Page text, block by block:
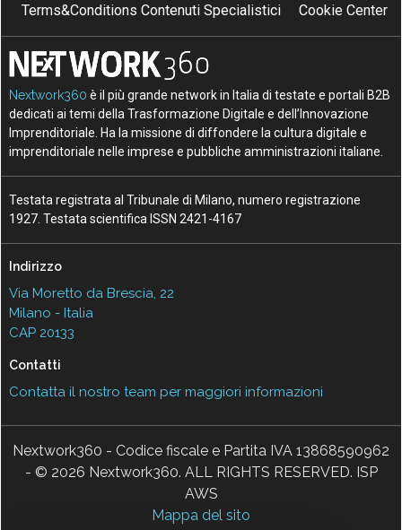
Terms&Conditions Contenuti Specialistici
Cookie Center
Nextwork360 è il più grande network in Italia di testate e portali B2B
dedicati ai temi della Trasformazione Digitale e dell’Innovazione
Imprenditoriale. Ha la missione di diffondere la cultura digitale e
imprenditoriale nelle imprese e pubbliche amministrazioni italiane.
Testata registrata al Tribunale di Milano, numero registrazione
1927. Testata scientifica ISSN 2421-4167
Indirizzo
Via Moretto da Brescia, 22
Milano - Italia
CAP 20133
Contatti
Contatta il nostro team per maggiori informazioni
Nextwork360 - Codice fiscale e Partita IVA 13868590962
- © 2026 Nextwork360. ALL RIGHTS RESERVED. ISP
AWS
Mappa del sito